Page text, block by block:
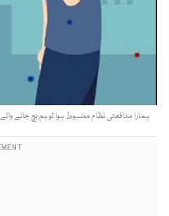
ہمارا مدافعتی نظام مضبوط ہوا تو ہم بچ جانے